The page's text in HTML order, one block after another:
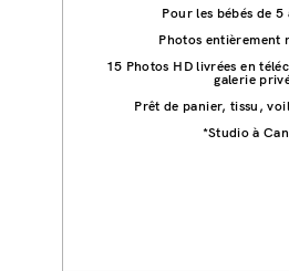
Pour les bébés de
Photos entièrement
15 Photos HD livrées en
galerie
Prêt de panier, tissu,
*Studio à